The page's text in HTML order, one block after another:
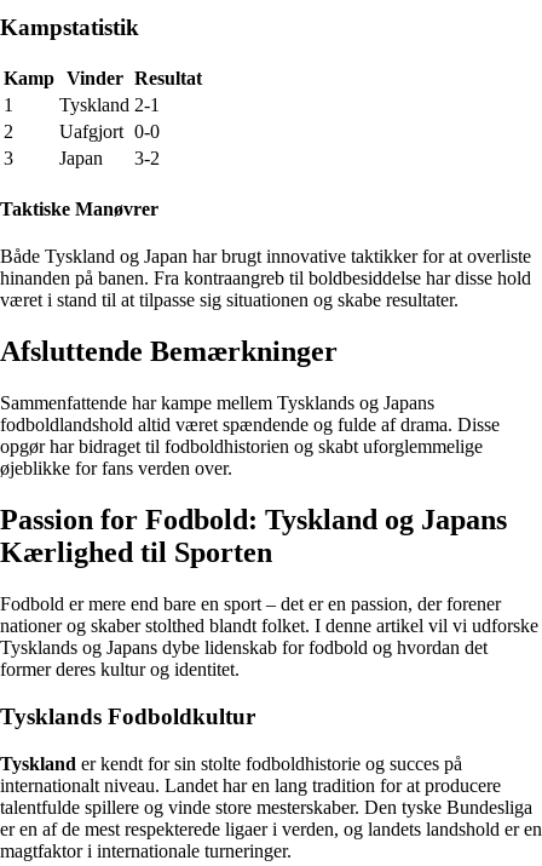
Kampstatistik
Kamp Vinder Resultat
1
Tyskland 2-1
2
Uafgjort 0-0
3
Japan 3-2
Taktiske Manøvrer
Både Tyskland og Japan har brugt innovative taktikker for at overliste
hinanden på banen. Fra kontraangreb til boldbesiddelse har disse hold
været i stand til at tilpasse sig situationen og skabe resultater.
Afsluttende Bemærkninger
Sammenfattende har kampe mellem Tysklands og Japans
fodboldlandshold altid været spændende og fulde af drama. Disse
opgør har bidraget til fodboldhistorien og skabt uforglemmelige
øjeblikke for fans verden over.
Passion for Fodbold: Tyskland og Japans
Kærlighed til Sporten
Fodbold er mere end bare en sport – det er en passion, der forener
nationer og skaber stolthed blandt folket. I denne artikel vil vi udforske
Tysklands og Japans dybe lidenskab for fodbold og hvordan det
former deres kultur og identitet.
Tysklands Fodboldkultur
Tyskland er kendt for sin stolte fodboldhistorie og succes på
internationalt niveau. Landet har en lang tradition for at producere
talentfulde spillere og vinde store mesterskaber. Den tyske Bundesliga
er en af de mest respekterede ligaer i verden, og landets landshold er en
magtfaktor i internationale turneringer.